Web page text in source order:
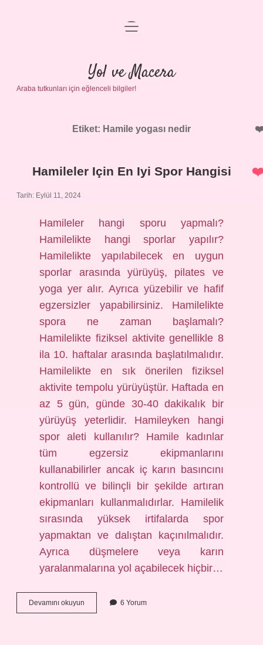
Anasayfa
Gizlilik Politikası
Yasal Uyarı
menüyü
Yol ve Macera
Araba tutkunları için eğlenceli bilgiler!
Etiket: Hamile yogası nedir
Hamileler Için En Iyi Spor Hangisi
Tarih: Eylül 11, 2024
Hamileler hangi sporu yapmalı?
Hamilelikte hangi sporlar yapılır?
Hamilelikte yapılabilecek en uygun
sporlar arasında yürüyüş, pilates ve
yoga yer alır. Ayrıca yüzebilir ve hafif
egzersizler yapabilirsiniz. Hamilelikte
spora ne zaman başlamalı?
Hamilelikte fiziksel aktivite genellikle 8
ila 10. haftalar arasında başlatılmalıdır.
Hamilelikte en sık önerilen fiziksel
aktivite tempolu yürüyüştür. Haftada en
az 5 gün, günde 30-40 dakikalık bir
yürüyüş yeterlidir. Hamileyken hangi
spor aleti kullanılır? Hamile kadınlar
tüm egzersiz ekipmanlarını
kullanabilirler ancak iç karın basıncını
kontrollü ve bilinçli bir şekilde artıran
ekipmanları kullanmalıdırlar. Hamilelik
sırasında yüksek irtifalarda spor
yapmaktan ve dalıştan kaçınılmalıdır.
Ayrıca düşmelere veya karın
yaralanmalarına yol açabilecek hiçbir…
Devamını okuyun Hamileler
Için
6 Yorum